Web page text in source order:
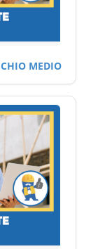
MEDIO